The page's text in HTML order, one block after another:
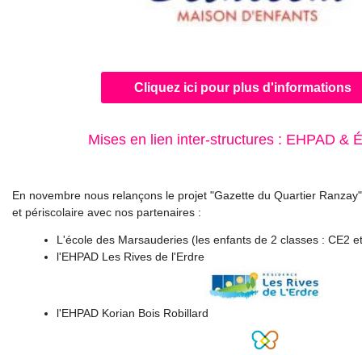
Cliquez ici pour plus d'informations
Mises en lien inter-structures : EHPAD &
En novembre nous relançons le projet "Gazette du Quartier
et périscolaire avec nos partenaires :
L'école des Marsauderies (les enfants de 2 classes : CE2
l'EHPAD Les Rives de l'Erdre
l'EHPAD Korian Bois Robillard